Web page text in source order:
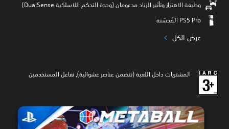
وظيفة الاهتزاز وتأثير الزناد مدعومان (وحدة التحكم اللاسلكية DualSense‏)
عرض الكل
المشتريات داخل اللعبة (تتضمن عناصر عشوائية), تفاعل المستخدمين